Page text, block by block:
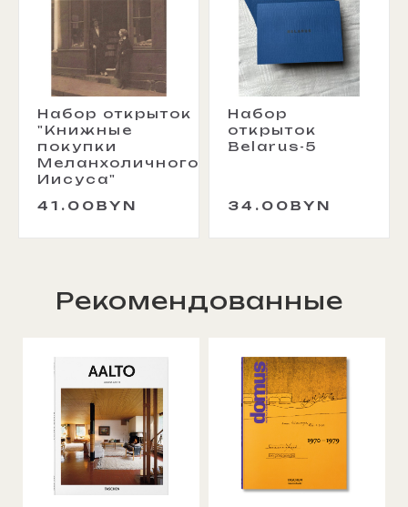
Набор открыток
"Книжные
покупки
Меланхоличного
Иисуса"
41.00BYN
Набор
открыток
Belarus-5
34.00BYN
Рекомендованные